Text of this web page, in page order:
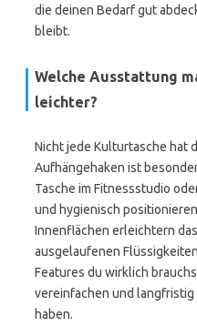
die deinen Bedarf gut
bleibt.
Welche Ausstattung
leichter?
Nicht jede Kulturtasche hat
Aufhängehaken ist
Tasche im Fitnessstudio
und hygienisch
Innenflächen erleichtern
ausgelaufenen
Features du wirklich
vereinfachen und langfristig
haben.